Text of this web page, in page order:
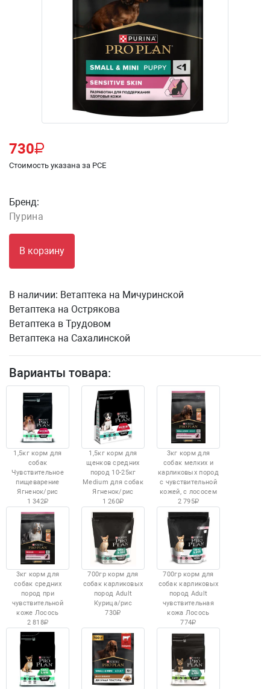
730
Стоимость указана за PCE
Бренд:
Пурина
В корзину
В наличии: Ветаптека на Мичуринской
Ветаптека на Острякова
Ветаптека в Трудовом
Ветаптека на Сахалинской
Варианты товара:
1,5кг корм для
собак
Чувствительное
пищеварение
Ягненок/рис
1 342
1,5кг корм для
щенков средних
пород 10-25кг
Medium для собак
Ягненок/рис
1 260
3кг корм для
собак мелких и
карликовых пород
с чувствительной
кожей, с лососем
2 795
3кг корм для
собак средних
пород при
чувствительной
коже Лосось
2 818
700гр корм для
собак карликовых
пород Adult
Курица/рис
730
700гр корм для
собак карликовых
пород Adult
чувствительная
кожа Лосось
774